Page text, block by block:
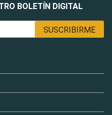
BOLETÍN DIGITAL